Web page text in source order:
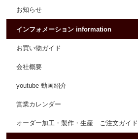
お知らせ
インフォメーション information
お買い物ガイド
会社概要
youtube 動画紹介
営業カレンダー
オーダー加工・製作・生産 ご注文ガイド